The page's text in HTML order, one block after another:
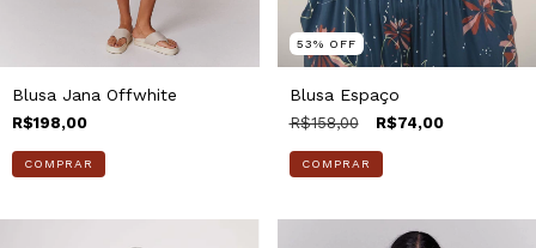
Blusa Jana Offwhite
R$198,00
COMPRAR
53% OFF
Blusa Espaço
R$158,00 R$74,00
COMPRAR